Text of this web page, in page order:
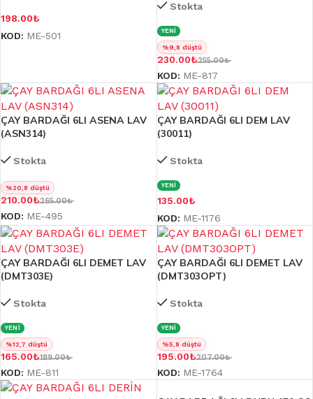
198.00₺
KOD: ME-501
Stokta
YENİ
%9,8 düştü
230.00₺255.00₺
KOD: ME-817
ÇAY BARDAĞI 6LI ASENA LAV
(ASN314)
Stokta
%20,8 düştü
210.00₺265.00₺
KOD: ME-495
ÇAY BARDAĞI 6LI DEM LAV
(30011)
Stokta
YENİ
135.00₺
KOD: ME-1176
ÇAY BARDAĞI 6LI DEMET LAV
(DMT303E)
Stokta
YENİ
%12,7 düştü
165.00₺189.00₺
KOD: ME-811
ÇAY BARDAĞI 6LI DEMET LAV
(DMT303OPT)
Stokta
YENİ
%5,8 düştü
195.00₺207.00₺
KOD: ME-1764